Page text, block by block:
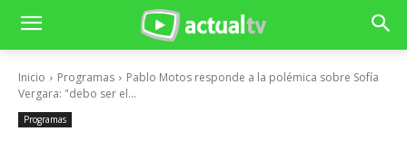
Inicio Programas
Pablo Motos responde a la polémica sobre Sofía
Vergara: "debo ser el...
Programas